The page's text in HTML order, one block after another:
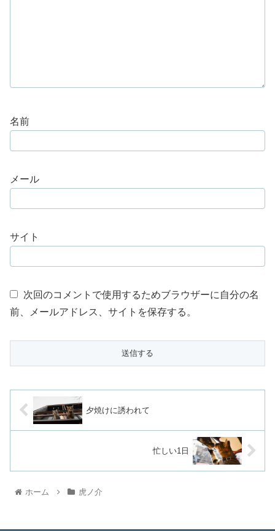
名前
メール
サイト
次回のコメントで使用するためブラウザーに自分の名
前、メールアドレス、サイトを保存する。
夕焼けに誘われて
忙しい1日
ホーム 虎ノ介